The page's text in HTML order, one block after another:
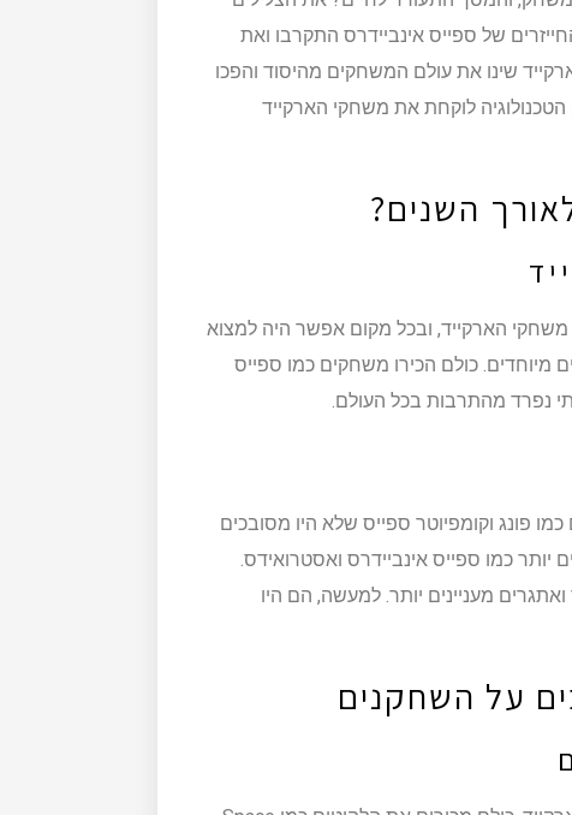
של ספייס אינביידרס התקרבו ואת
שינו את עולם המשחקים מהיסוד והפכו
לוקחת את משחקי הארקייד
השנים?
הארקייד, ובכל מקום אפשר היה למצוא
כולם הכירו משחקים כמו ספייס
נפרד מהתרבות בכל העולם.
פונג וקומפיוטר ספייס שלא היו מסובכים
כמו ספייס אינביידרס ואסטרואידס.
מעניינים יותר. למעשה, הם היו
על השחקנים